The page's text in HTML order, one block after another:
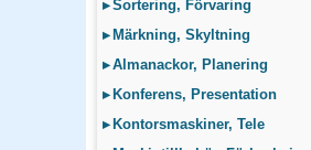
▸Sortering, Förvaring
▸ Märkning, Skyltning
▸Almanackor, Planering
▸ Konferens, Presentation
▸ Kontorsmaskiner, Tele